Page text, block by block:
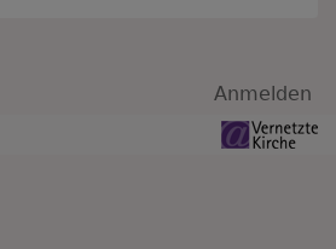
Anmelden